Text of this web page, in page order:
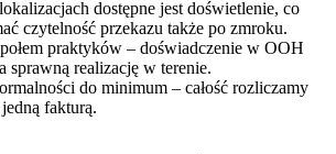
dostępne jest doświetlenie, co
czytelność przekazu także po zmroku.
praktyków – doświadczenie w OOH
sprawną realizację w terenie.
do minimum – całość rozliczamy
fakturą.